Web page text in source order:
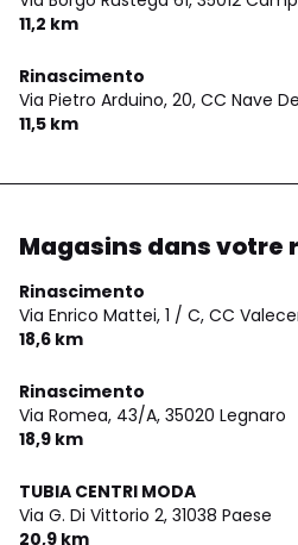
11,2 km
Rinascimento
Via Pietro Arduino, 20, CC Nave
11,5 km
Magasins dans votre
Rinascimento
Via Enrico Mattei, 1 / C, CC
18,6 km
Rinascimento
Via Romea, 43/A, 35020 Legnaro
18,9 km
TUBIA CENTRI MODA
Via G. Di Vittorio 2, 31038 Paese
20,9 km